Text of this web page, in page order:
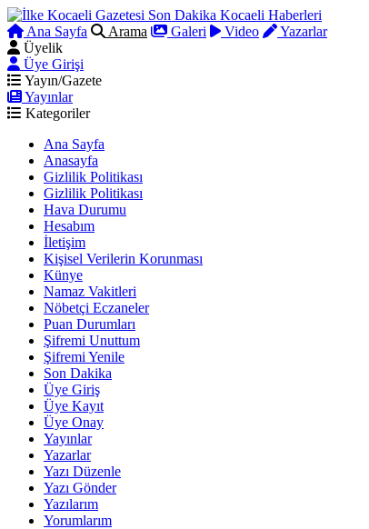
Ana Sayfa Arama Galeri Video
Yazarlar
Üyelik
Üye Girişi
Yayın/Gazete
Yayınlar
Kategoriler
Ana Sayfa
Anasayfa
Gizlilik Politikası
Gizlilik Politikası
Hava Durumu
Hesabım
İletişim
Kişisel Verilerin Korunması
Künye
Namaz Vakitleri
Nöbetçi Eczaneler
Puan Durumları
Şifremi Unuttum
Şifremi Yenile
Son Dakika
Üye Giriş
Üye Kayıt
Üye Onay
Yayınlar
Yazarlar
Yazı Düzenle
Yazı Gönder
Yazılarım
Yorumlarım